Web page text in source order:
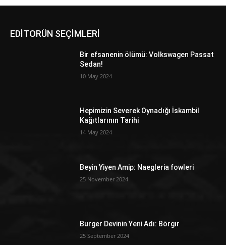
EDİTORÜN SEÇİMLERİ
Bir efsanenin ölümü: Volkswagen Passat
Sedan!
10 May 2024
Hepimizin Severek Oynadığı İskambil
Kağıtlarının Tarihi
14 May 2024
Beyin Yiyen Amip: Naegleria fowleri
25 November 2024
Burger Devinin Yeni Adı: Börgır
25 September 2024